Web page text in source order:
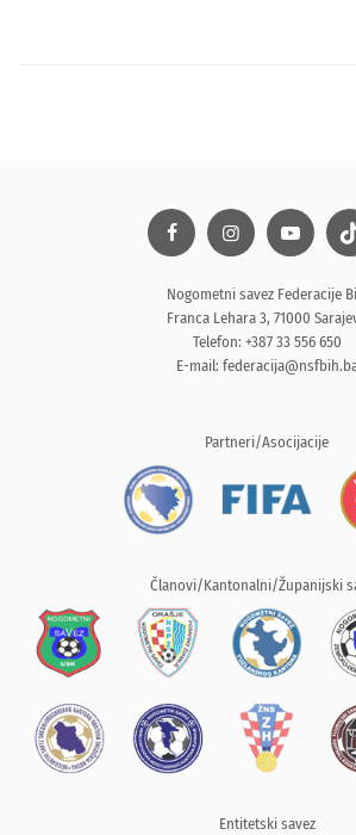
Nogometni savez Federacije
Franca Lehara 3, 71000
Telefon: +387 33 556 650
E-mail:
Partneri/Asocijacije
Članovi/Kantonalni/Županijski
Entitetski savez